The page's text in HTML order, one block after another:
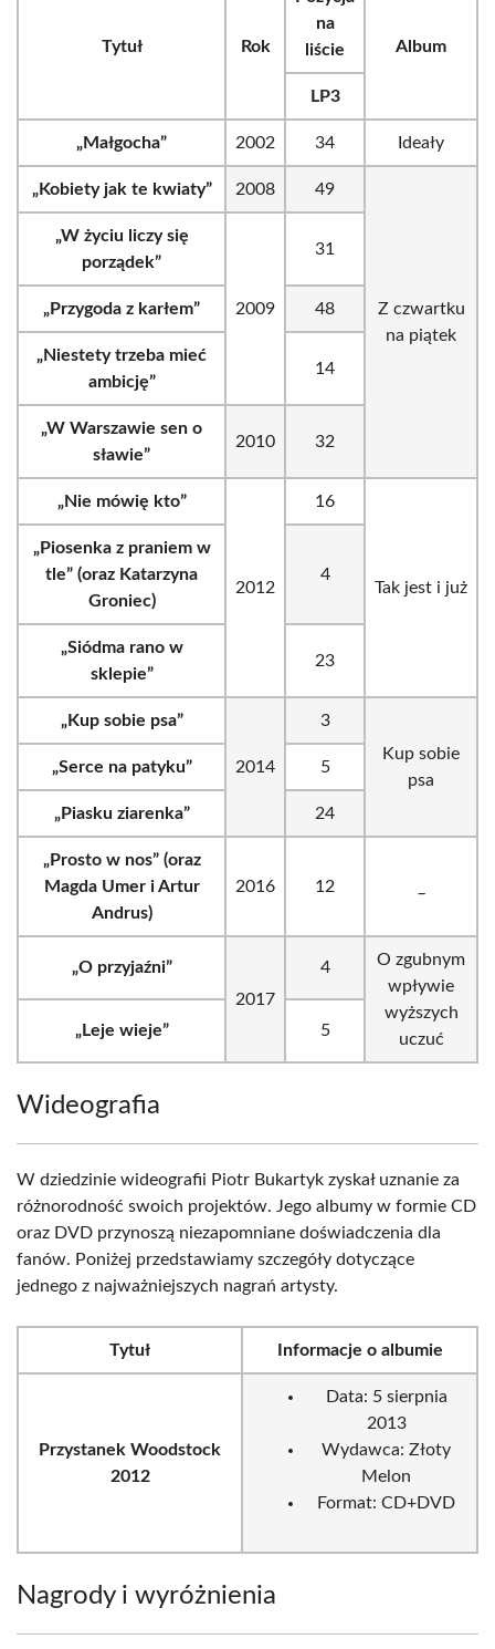
Tytuł Rok
na
liście
Album
LP3
„Małgocha” 2002 34 Ideały
„Kobiety jak te kwiaty” 2008 49
Z czwartku
na piątek
„W życiu liczy się
porządek”
2009
31
„Przygoda z karłem” 48
„Niestety trzeba mieć
ambicję”
14
„W Warszawie sen o
sławie”
2010 32
„Nie mówię kto”
2012
16
Tak jest i już
„Piosenka z praniem w
tle” (oraz Katarzyna
Groniec)
4
„Siódma rano w
sklepie”
23
„Kup sobie psa”
2014
3
Kup sobie
psa
„Serce na patyku” 5
„Piasku ziarenka” 24
„Prosto w nos” (oraz
Magda Umer i Artur
Andrus)
2016 12
„O przyjaźni”
2017
4
O zgubnym
wpływie
wyższych
uczuć
„Leje wieje” 5
Wideografia
W dziedzinie wideografii Piotr Bukartyk zyskał uznanie za
różnorodność swoich projektów. Jego albumy w formie CD
oraz DVD przynoszą niezapomniane doświadczenia dla
fanów. Poniżej przedstawiamy szczegóły dotyczące
jednego z najważniejszych nagrań artysty.
Tytuł Informacje o albumie
Przystanek Woodstock
2012
Data: 5 sierpnia
2013
Wydawca: Złoty
Melon
Format: CD+DVD
Nagrody i wyróżnienia